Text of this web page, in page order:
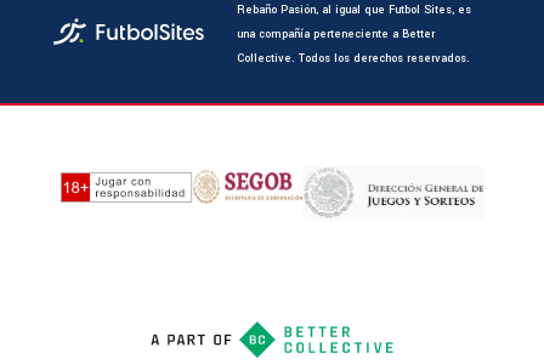
Rebaño Pasión, al igual que Futbol Sites, es
una compañía perteneciente a Better
Collective. Todos los derechos reservados.